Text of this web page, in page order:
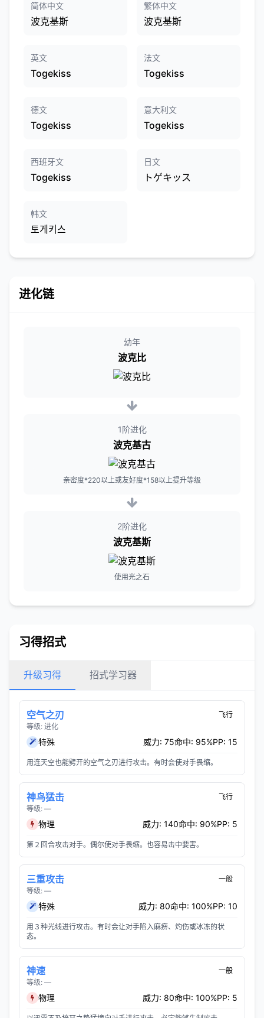
简体中文
波克基斯
繁体中文
波克基斯
英文
Togekiss
法文
Togekiss
德文
Togekiss
意大利文
Togekiss
西班牙文
Togekiss
日文
トゲキッス
韩文
토게키스
进化链
幼年
波克比
1阶进化
波克基古
亲密度*220以上或友好度*158以上提升等级
2阶进化
波克基斯
使用光之石
习得招式
升级习得 招式学习器
空气之刃
等级: 进化
飞行
特殊 威力: 75命中: 95%PP: 15
用连天空也能劈开的空气之刃进行攻击。有时会使对手畏缩。
神鸟猛击
等级: —
飞行
物理 威力: 140命中: 90%PP: 5
第２回合攻击对手。偶尔使对手畏缩。也容易击中要害。
三重攻击
等级: —
一般
特殊 威力: 80命中: 100%PP: 10
用３种光线进行攻击。有时会让对手陷入麻痹、灼伤或冰冻的状
态。
神速
等级: —
一般
物理 威力: 80命中: 100%PP: 5